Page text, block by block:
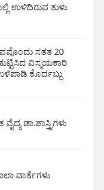
ಉಳಿದಿರುವ ತುಳು
ಸತತ 20
ವಿಸ್ಮಯಕಾರಿ
ಕೊರ್ದಬ್ಬು
ಡಾ.ಶಾಸ್ತ್ರಿಗಳು
ವಾರ್ತೆಗಳು